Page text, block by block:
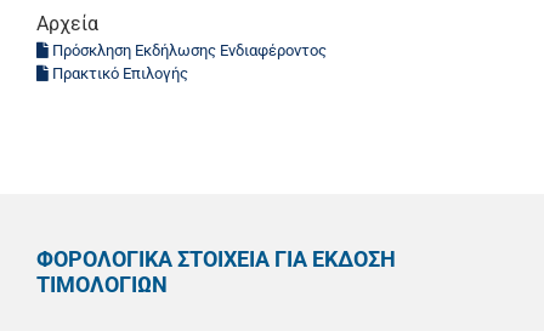
Αρχεία
Πρόσκληση Εκδήλωσης Ενδιαφέροντος
Πρακτικό Επιλογής
ΦΟΡΟΛΟΓΙΚΑ ΣΤΟΙΧΕΙΑ ΓΙΑ ΕΚΔΟΣΗ
ΤΙΜΟΛΟΓΙΩΝ